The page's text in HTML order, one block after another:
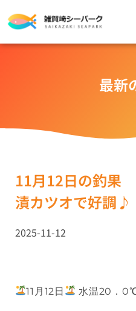
容
最新
11月12日の釣果
漬カツオで好調♪
2025-11-12
11月12日 水温20．